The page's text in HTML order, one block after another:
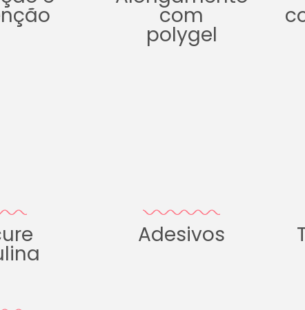
com
polygel
Adesivos